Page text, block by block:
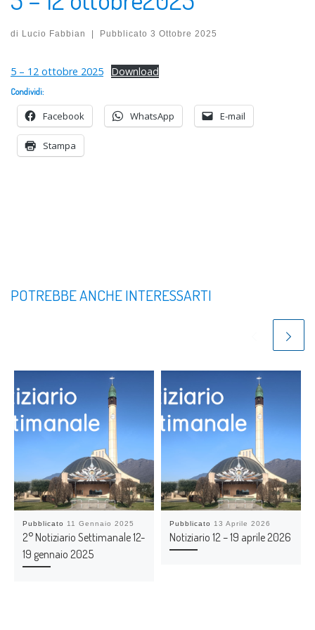
di Lucio Fabbian | Pubblicato 3 Ottobre 2025
5 – 12 ottobre 2025 Download
Condividi:
Facebook WhatsApp E-mail
Stampa
POTREBBE ANCHE INTERESSARTI
Pubblicato 11 Gennaio 2025
2° Notiziario Settimanale 12-
19 gennaio 2025
Pubblicato 13 Aprile 2026
Notiziario 12 – 19 aprile 2026